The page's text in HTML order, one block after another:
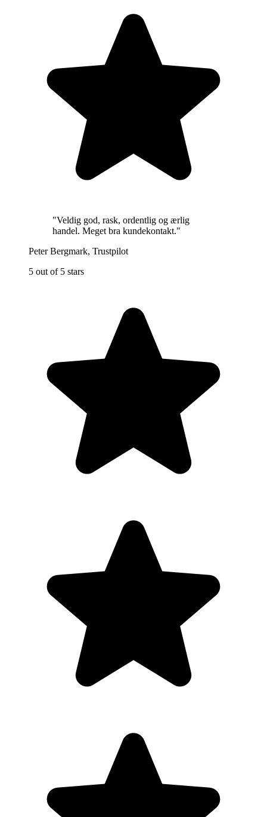
"Veldig god, rask, ordentlig og ærlig
handel. Meget bra kundekontakt."
Peter Bergmark, Trustpilot
5 out of 5 stars